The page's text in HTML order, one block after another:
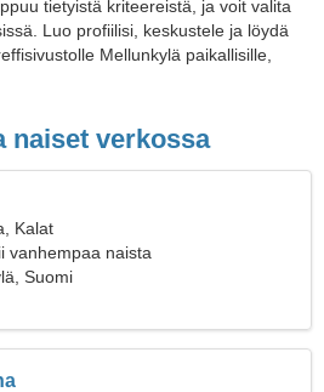
tietyistä kriteereistä, ja voit valita
Luo profiilisi, keskustele ja löydä
Mellunkylä paikallisille,
naiset verkossa
Kalat
vanhempaa naista
Suomi